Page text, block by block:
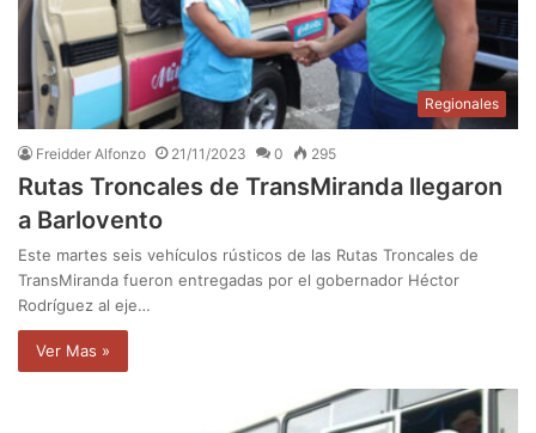
Regionales
Freidder Alfonzo 21/11/2023 0 295
Rutas Troncales de TransMiranda llegaron
a Barlovento
Este martes seis vehículos rústicos de las Rutas Troncales de
TransMiranda fueron entregadas por el gobernador Héctor
Rodríguez al eje…
Ver Mas »